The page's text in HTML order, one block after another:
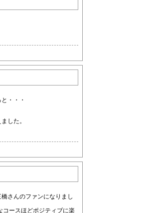
・・・
した。
さんのファンになりまし
コースほどポジティブに楽